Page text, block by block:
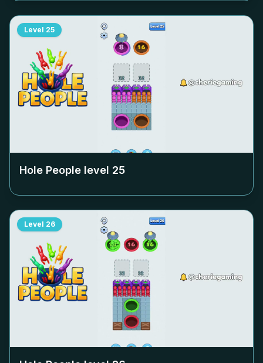
Level 25
Hole People level 25
Level 26